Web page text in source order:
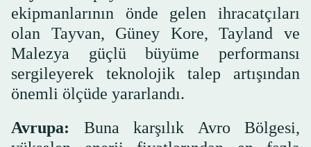
ekipmanlarının önde gelen ihracatçıları
olan Tayvan, Güney Kore, Tayland ve
Malezya güçlü büyüme performansı
sergileyerek teknolojik talep artışından
önemli ölçüde yararlandı.
Avrupa: Buna karşılık Avro Bölgesi,